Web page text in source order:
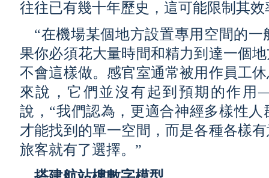
往往已有幾十年歷史，這可能限制其效
“在機場某個地方設置專用空間的
果你必須花大量時間和精力到達一個
不會這樣做。感官室通常被用作員工
來說，它們並沒有起到預期的作
說，“我們認為，更適合神經多樣性
才能找到的單一空間，而是各種各樣
旅客就有了選擇。”